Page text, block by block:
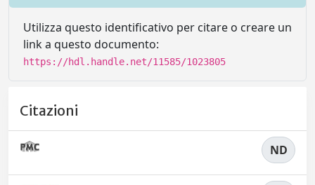
Utilizza questo identificativo per citare o creare un
link a questo documento:
https://hdl.handle.net/11585/1023805
Citazioni
ND